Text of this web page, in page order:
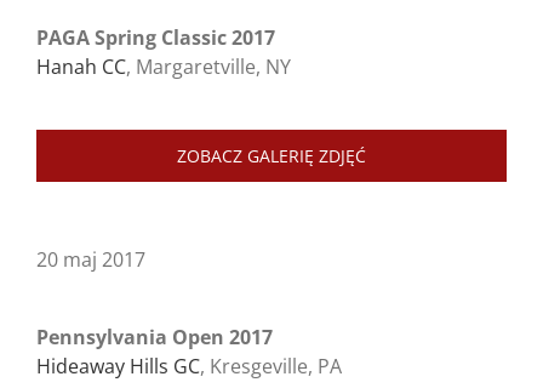
PAGA Spring Classic 2017
Hanah CC, Margaretville, NY
ZOBACZ GALERIĘ ZDJĘĆ
20 maj 2017
Pennsylvania Open 2017
Hideaway Hills GC, Kresgeville, PA